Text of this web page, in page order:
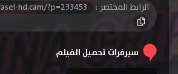
الرابط المختصر :
hd.cam/?p=233453
سيرفرات تحميل الفيلم